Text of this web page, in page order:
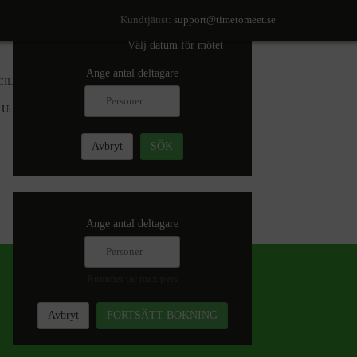
Kundtjänst: support@timetomeet.se
Välj datum för mötet
Ange antal deltagare
Avbryt SÖK
Ange antal deltagare
Avbryt FORTSÄTT BOKNING
Utrustning